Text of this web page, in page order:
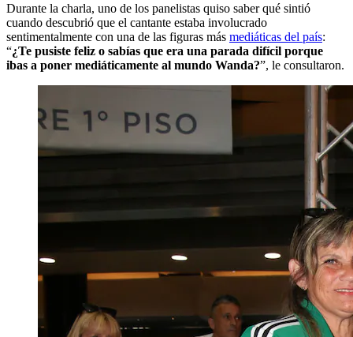
Durante la charla, uno de los panelistas quiso saber qué sintió
cuando descubrió que el cantante estaba involucrado
sentimentalmente con una de las figuras más mediáticas del país:
“¿Te pusiste feliz o sabías que era una parada difícil porque
ibas a poner mediáticamente al mundo Wanda?”, le consultaron.